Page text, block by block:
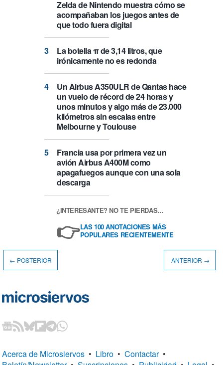
Zelda de Nintendo muestra cómo se
acompañaban los juegos antes de
que todo fuera digital
La botella π de 3,14 litros, que
irónicamente no es redonda
Un Airbus A350ULR de Qantas hace
un vuelo de récord de 24 horas y
unos minutos y algo más de 23.000
kilómetros sin escalas entre
Melbourne y Toulouse
Francia usa por primera vez un
avión Airbus A400M como
apagafuegos aunque con una sola
descarga
¿INTERESANTE? NO TE PIERDAS…
👉LAS 100 ANOTACIONES MÁS
POPULARES RECIENTEMENTE
← POSTERIOR ANTERIOR →
Acerca de Microsiervos • Libro • Contactar •